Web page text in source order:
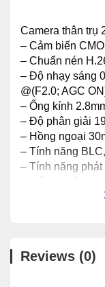
Camera thân trụ
– Cảm biến
– Chuẩn nén
– Độ nhạy sáng
@(F2.0; AGC
– Ống kính
– Độ phân giải
– Hồng ngoại
– Tính năng
– Tính năng
– Nguồn
– Hỗ trợ tối đa 4
– Băng thông
Reviews (0)